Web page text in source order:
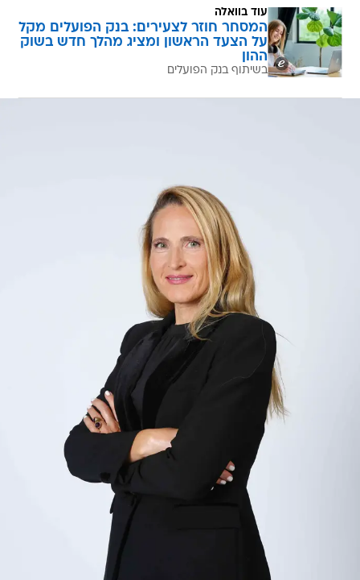
עוד בוואלה
המסחר חוזר לצעירים: בנק הפועלים מקל
על הצעד הראשון ומציג מהלך חדש בשוק
ההון
בשיתוף בנק הפועלים